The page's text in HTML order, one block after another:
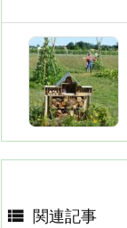
 関連記事